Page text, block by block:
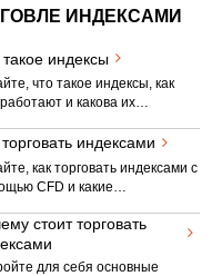
ИНДЕКСАМИ
такое индексы
что такое индексы, как
и какова их
индексами
как торговать индексами с
CFD и какие
индексами.
стоит торговать
для себя основные